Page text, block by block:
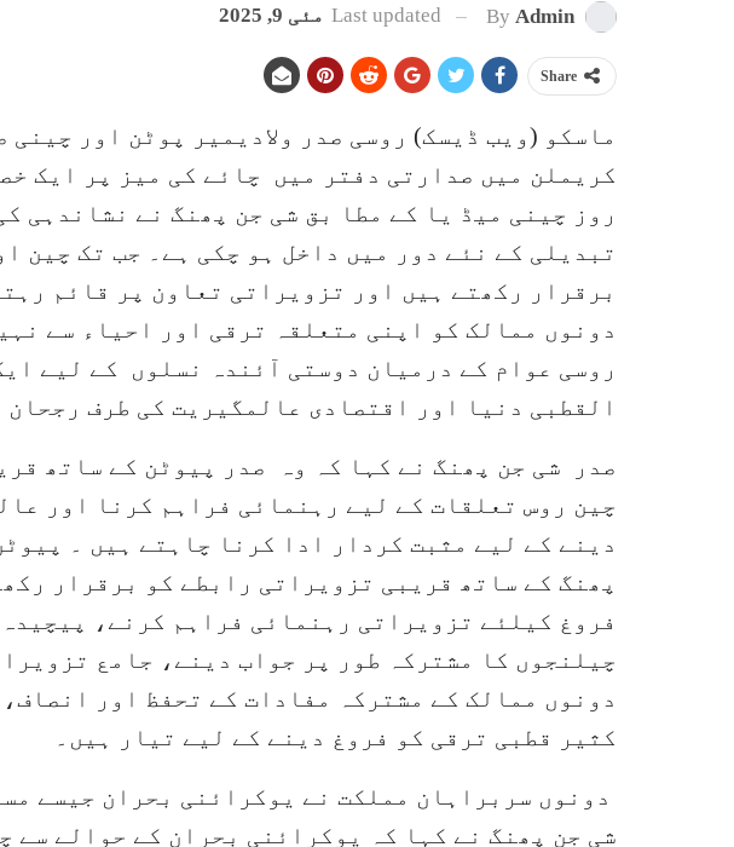
By Admin
Last updated مئی 9, 2025
Share
ماسکو (ویب ڈیسک) روسی صدر ولادیمیر پوٹن اور
کریملن میں صدارتی دفتر میں چائے کی میز پر ایک
روز چینی میڈ یا کے مطا بق شی جن پھنگ نے نشاندہی
تبدیلی کے نئے دور میں داخل ہو چکی ہے۔ جب تک چین
برقرار رکھتے ہیں اور تزویراتی تعاون پر قائم
دونوں ممالک کو اپنی متعلقہ ترقی اور احیاء سے
روسی عوام کے درمیان دوستی آئندہ نسلوں کے لیے
القطبی دنیا اور اقتصادی عالمگیریت کی طرف رجحان
صدر شی جن پھنگ نے کہا کہ وہ صدر پیوٹن کے ساتھ
چین روس تعلقات کے لیے رہنمائی فراہم کرنا اور
دینے کے لیے مثبت کردار ادا کرنا چاہتے ہیں ۔
پھنگ کے ساتھ قریبی تزویراتی رابطے کو برقرار
فروغ کیلئے تزویراتی رہنمائی فراہم کرنے، پیچیدہ
چیلنجوں کا مشترکہ طور پر جواب دینے، جامع
دونوں ممالک کے مشترکہ مفادات کے تحفظ اور
کثیر قطبی ترقی کو فروغ دینے کے لیے تیار ہیں۔
دونوں سربراہان مملکت نے یوکرائنی بحران جیسے
شی جن پھنگ نے کہا کہ یوکرائنی بحران کے حوالے سے